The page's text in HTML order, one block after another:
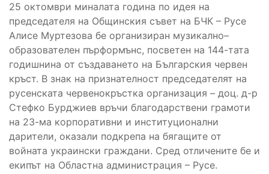
25 октомври миналата година по идея на
председателя на Общинския съвет на БЧК – Русе
Алисе Муртезова бе организиран музикално–
образователен пърформънс, посветен на 144-тата
годишнина от създаването на Българския червен
кръст. В знак на признателност председателят на
русенската червенокръстка организация – доц. д-р
Стефко Бурджиев връчи благодарствени грамоти
на 23-ма корпоративни и институционални
дарители, оказали подкрепа на бягащите от
войната украински граждани. Сред отличените бе и
екипът на Областна администрация – Русе.